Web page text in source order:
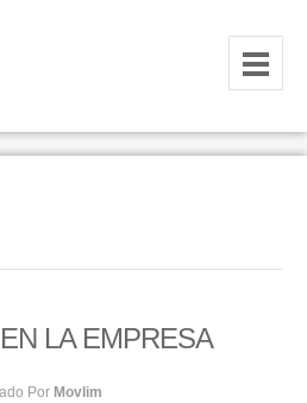
LA EMPRESA
Por Movlim